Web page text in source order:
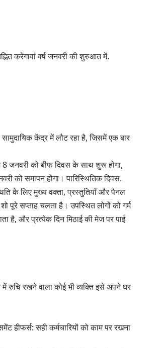
करेगावांवर्ष जनवरी की शुरुआत में.
केंद्र में लौट रहा है, जिसमें एक बार
8 जनवरी को बीफ दिवस के साथ शुरू होगा,
को समापन होगा। पारिस्थितिक दिवस.
के लिए मुख्य वक्ता, प्रस्तुतियाँ और पैनल
पूरे सप्ताह चलता है। उपस्थित लोगों को गर्म
है, और प्रत्येक दिन मिठाई की मेज पर पाई
रखने वाला कोई भी व्यक्ति इसे अपने घर
हीफर्स: सही कर्मचारियों को काम पर रखना